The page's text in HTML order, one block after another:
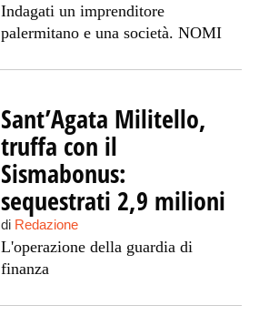
Indagati un imprenditore
palermitano e una società. NOMI
Sant’Agata Militello,
truffa con il
Sismabonus:
sequestrati 2,9 milioni
di Redazione
L'operazione della guardia di
finanza